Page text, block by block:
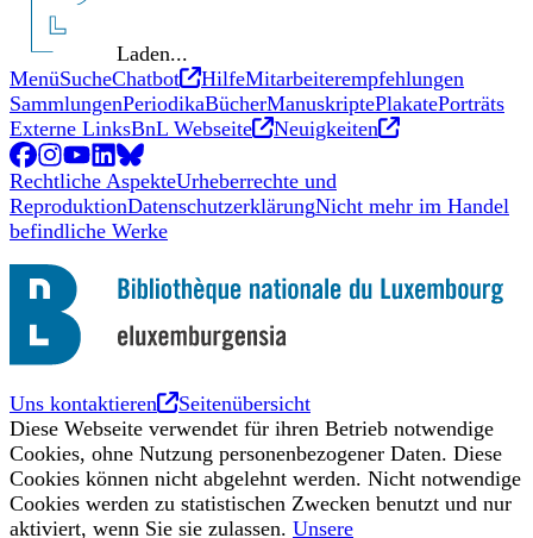
Laden...
MenüSucheChatbot Neues Tab
HilfeMitarbeiterempfehlungen
SammlungenPeriodikaBücherManuskriptePlakatePorträts
Externe LinksBnL Webseite Neues Tab
Neuigkeiten
Neues Tab
Facebook
Neues Tab
Instagram
Neues Tab
YouTube
Neues Tab
LinkedIn
Neues Tab
BlueSky
Neues Tab
Rechtliche AspekteUrheberrechte und
ReproduktionDatenschutzerklärungNicht mehr im Handel
befindliche Werke
Uns kontaktieren Neues Tab
Seitenübersicht
Diese Webseite verwendet für ihren Betrieb notwendige
Cookies, ohne Nutzung personenbezogener Daten. Diese
Cookies können nicht abgelehnt werden. Nicht notwendige
Cookies werden zu statistischen Zwecken benutzt und nur
aktiviert, wenn Sie sie zulassen. Unsere